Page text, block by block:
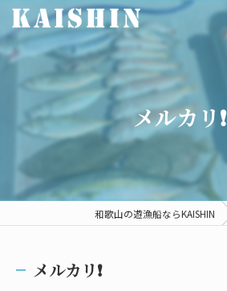
メルカリ❗️
和歌山の遊漁船ならKAISHIN
メルカリ❗️